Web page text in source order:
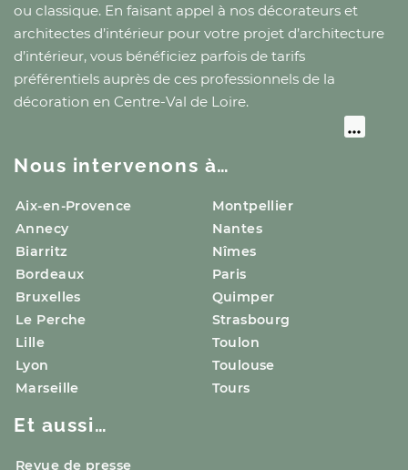
ou classique. En faisant appel à nos décorateurs et
architectes d’intérieur pour votre projet d’architecture
d’intérieur, vous bénéficiez parfois de tarifs
préférentiels auprès de ces professionnels de la
décoration en Centre-Val de Loire.
Nous intervenons à…
Aix-en-Provence
Annecy
Biarritz
Bordeaux
Bruxelles
Le Perche
Lille
Lyon
Marseille
Montpellier
Nantes
Nîmes
Paris
Quimper
Strasbourg
Toulon
Toulouse
Tours
Et aussi…
Revue de presse